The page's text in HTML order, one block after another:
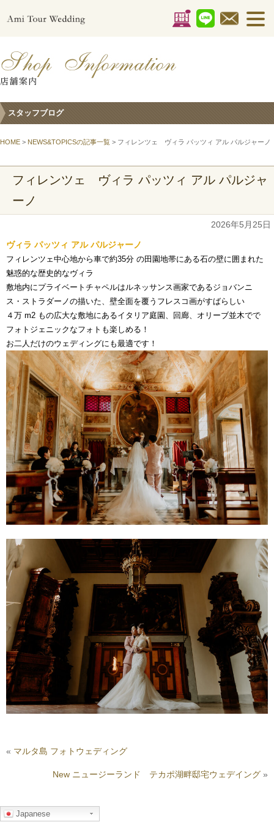
スタッフブログ
HOME > NEWS&TOPICSの記事一覧 > フィレンツェ ヴィラ パッツィ アル パルジャーノ
フィレンツェ ヴィラ パッツィ アル パルジャ
ーノ
2026年5月25日
ヴィラ パッツィ アル パルジャーノ
フィレンツェ中心地から車で約35分 の田園地帯にある石の壁に囲まれた
魅惑的な歴史的なヴィラ
敷地内にプライベートチャペルはルネッサンス画家であるジョバンニ
ス・ストラダーノの描いた、壁全面を覆うフレスコ画がすばらしい
４万 m2 もの広大な敷地にあるイタリア庭園、回廊、オリーブ並木でで
フォトジェニックなフォトも楽しめる！
お二人だけのウェディングにも最適です！
« マルタ島 フォトウェディング
New ニュージーランド テカポ湖畔邸宅ウェデイング »
Japanese